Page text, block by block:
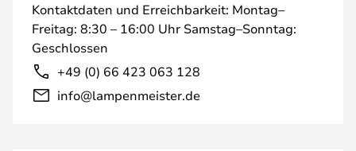
Kontaktdaten und Erreichbarkeit: Montag–
Freitag: 8:30 – 16:00 Uhr Samstag–Sonntag:
Geschlossen
+49 (0) 66 423 063 128
info@lampenmeister.de